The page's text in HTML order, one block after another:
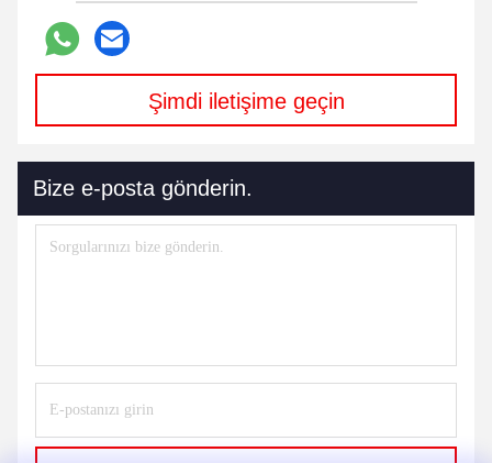
Şimdi iletişime geçin
Bize e-posta gönderin.